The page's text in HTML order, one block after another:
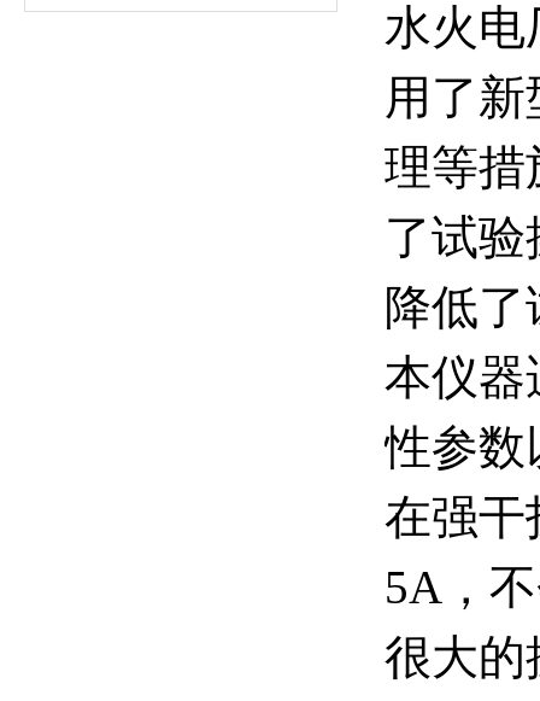
水火
用了
理等措
了试
降低
本仪器
性参数
在强干
5A，
很大的